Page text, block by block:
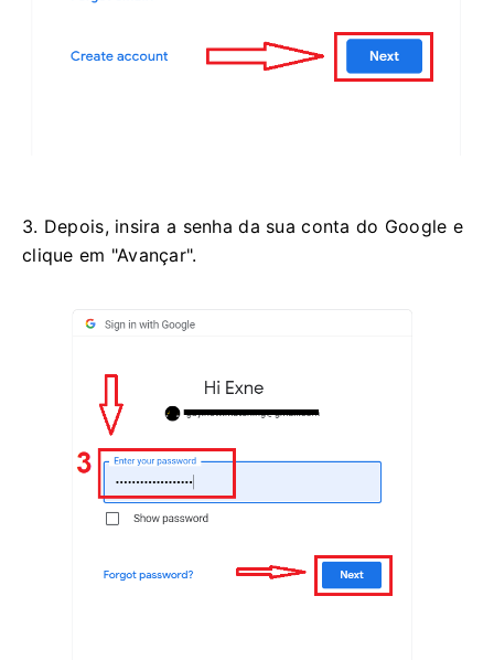
3. Depois, insira a senha da sua conta do Google e
clique em "Avançar".